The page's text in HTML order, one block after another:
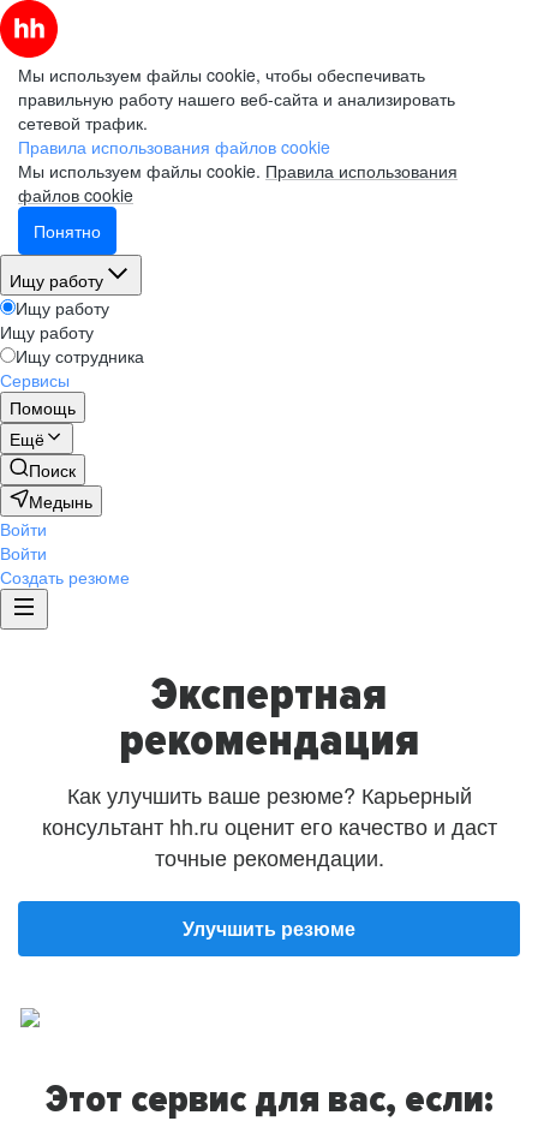
Мы используем файлы cookie, чтобы обеспечивать
правильную работу нашего веб-сайта и анализировать
сетевой трафик.
Правила использования файлов cookie
Мы используем файлы cookie. Правила использования
файлов cookie
Понятно
Ищу работу
Ищу работу
Ищу работу
Ищу сотрудника
Сервисы
Помощь
Ещё
Поиск
Медынь
Войти
Войти
Создать резюме
Экспертная
рекомендация
Как улучшить ваше резюме? Карьерный
консультант hh.ru оценит его качество и даст
точные рекомендации.
Улучшить резюме
Этот сервис для вас, если: